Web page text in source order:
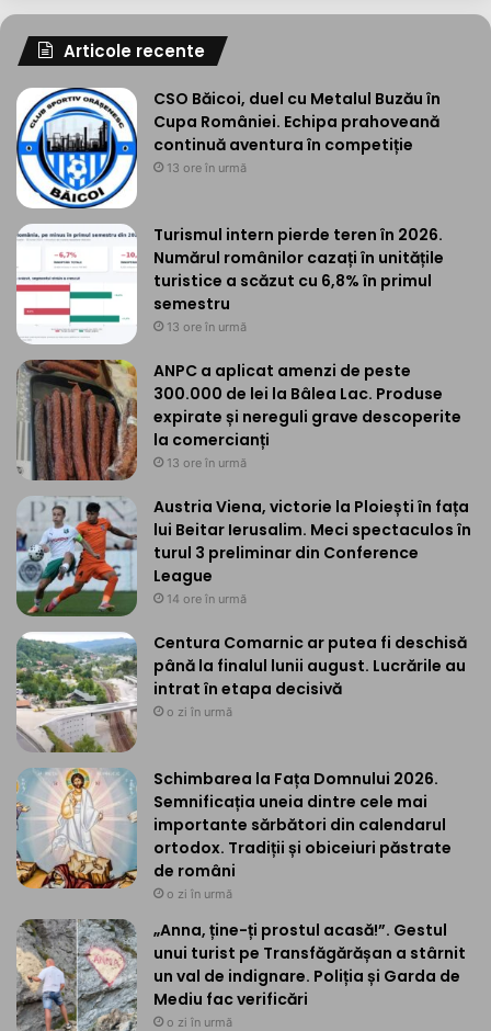
Articole recente
CSO Băicoi, duel cu Metalul Buzău în
Cupa României. Echipa prahoveană
continuă aventura în competiție
13 ore în urmă
Turismul intern pierde teren în 2026.
Numărul românilor cazați în unitățile
turistice a scăzut cu 6,8% în primul
semestru
13 ore în urmă
ANPC a aplicat amenzi de peste
300.000 de lei la Bâlea Lac. Produse
expirate și nereguli grave descoperite
la comercianți
13 ore în urmă
Austria Viena, victorie la Ploiești în fața
lui Beitar Ierusalim. Meci spectaculos în
turul 3 preliminar din Conference
League
14 ore în urmă
Centura Comarnic ar putea fi deschisă
până la finalul lunii august. Lucrările au
intrat în etapa decisivă
o zi în urmă
Schimbarea la Fața Domnului 2026.
Semnificația uneia dintre cele mai
importante sărbători din calendarul
ortodox. Tradiții și obiceiuri păstrate
de români
o zi în urmă
„Anna, ține-ți prostul acasă!”. Gestul
unui turist pe Transfăgărășan a stârnit
un val de indignare. Poliția și Garda de
Mediu fac verificări
o zi în urmă